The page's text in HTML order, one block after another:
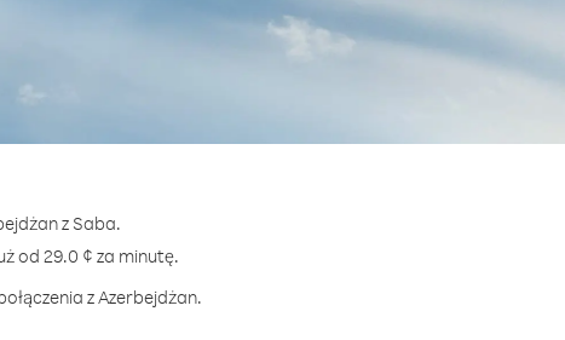
z Saba.
od 29.0 ¢ za minutę.
z Azerbejdżan.